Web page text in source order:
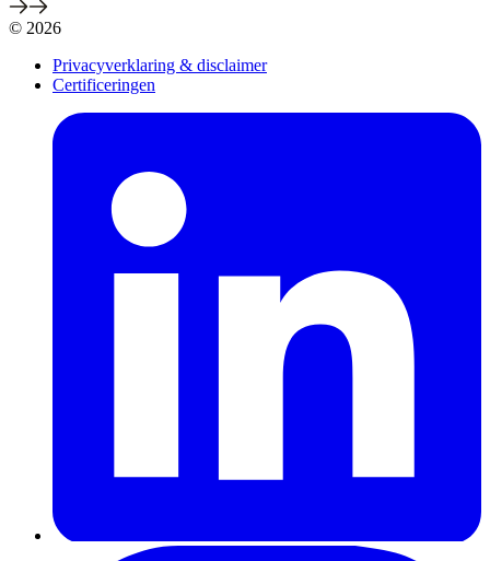
© 2026
Privacyverklaring & disclaimer
Certificeringen